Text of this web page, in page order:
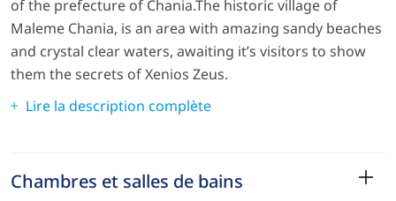
of the prefecture of Chania.The historic village of
Maleme Chania, is an area with amazing sandy beaches
and crystal clear waters, awaiting it’s visitors to show
them the secrets of Xenios Zeus.
Lire la description complète
Chambres et salles de bains